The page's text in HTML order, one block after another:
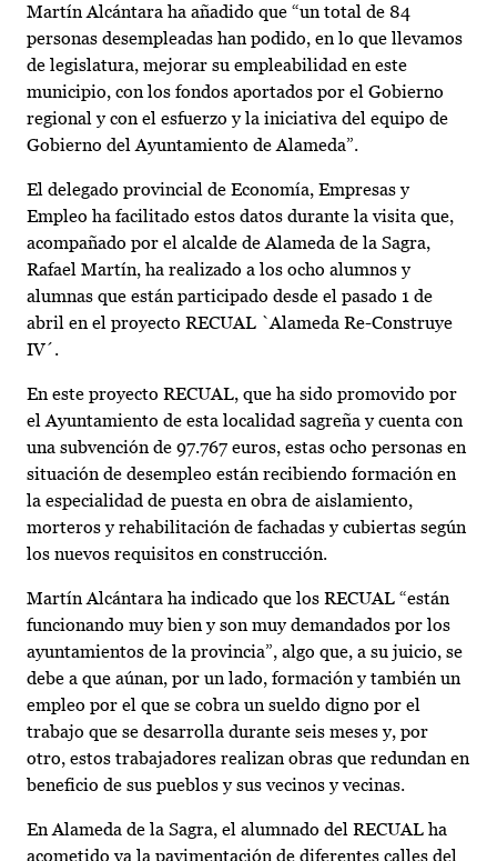
Martín Alcántara ha añadido que “un total de 84
personas desempleadas han podido, en lo que llevamos
de legislatura, mejorar su empleabilidad en este
municipio, con los fondos aportados por el Gobierno
regional y con el esfuerzo y la iniciativa del equipo de
Gobierno del Ayuntamiento de Alameda”.
El delegado provincial de Economía, Empresas y
Empleo ha facilitado estos datos durante la visita que,
acompañado por el alcalde de Alameda de la Sagra,
Rafael Martín, ha realizado a los ocho alumnos y
alumnas que están participado desde el pasado 1 de
abril en el proyecto RECUAL `Alameda Re-Construye
IV´.
En este proyecto RECUAL, que ha sido promovido por
el Ayuntamiento de esta localidad sagreña y cuenta con
una subvención de 97.767 euros, estas ocho personas en
situación de desempleo están recibiendo formación en
la especialidad de puesta en obra de aislamiento,
morteros y rehabilitación de fachadas y cubiertas según
los nuevos requisitos en construcción.
Martín Alcántara ha indicado que los RECUAL “están
funcionando muy bien y son muy demandados por los
ayuntamientos de la provincia”, algo que, a su juicio, se
debe a que aúnan, por un lado, formación y también un
empleo por el que se cobra un sueldo digno por el
trabajo que se desarrolla durante seis meses y, por
otro, estos trabajadores realizan obras que redundan en
beneficio de sus pueblos y sus vecinos y vecinas.
En Alameda de la Sagra, el alumnado del RECUAL ha
acometido ya la pavimentación de diferentes calles del